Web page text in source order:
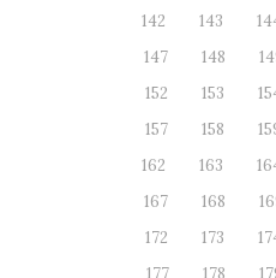
142
143
147
148
152
153
157
158
162
163
167
168
172
173